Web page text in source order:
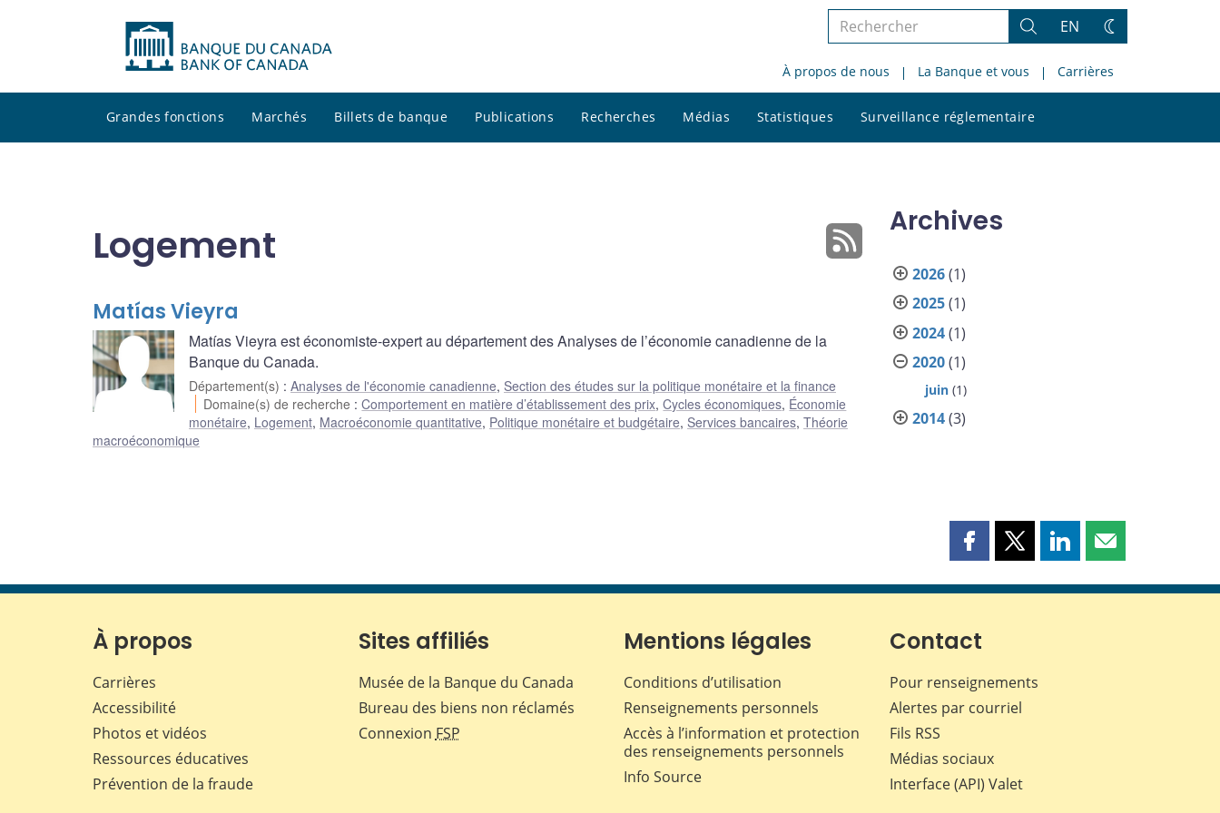
Rechercher
le
site
Rechercher
EN
Changez
thème
À propos de nous La Banque et vous Carrières
Grandes fonctions Marchés Billets de banque Publications Recherches Médias Statistiques Surveillance réglementaire
le
Logement
Matías Vieyra
Matías Vieyra est économiste-expert au département des Analyses de l’économie canadienne de la
Banque du Canada.
Département(s) : Analyses de l'économie canadienne, Section des études sur la politique monétaire et la finance
Domaine(s) de recherche :Comportement en matière d’établissement des prix,Cycles économiques, Économie
monétaire, Logement, Macroéconomie quantitative, Politique monétaire et budgétaire, Services bancaires, Théorie
macroéconomique
Archives
2026(1)
2025(1)
2024(1)
2020(1)
juin (1)
2014(3)
Partager
page
Facebook
Partager
page
Partager
page
Partager
page
À propos
Carrières
Accessibilité
Photos et vidéos
Ressources éducatives
Prévention de la fraude
Sites affiliés
Musée de la Banque du Canada
Bureau des biens non réclamés
Connexion FSP
Mentions légales
Conditions d’utilisation
Renseignements personnels
Accès à l’information et protection
des renseignements personnels
Info Source
Contact
Pour renseignements
Alertes par courriel
Fils RSS
Médias sociaux
Interface (API) Valet